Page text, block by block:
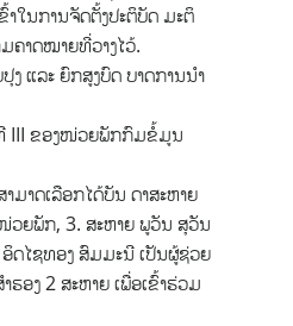
ໃນການຈັດຕັ້ງປະຕິບັດ ມະຕິ
ຄາດໝາຍທີ່ວາງໄວ້.
ແລະ ຍົກສູງບົດ ບາດການນໍາ
ທີ III ຂອງໜ່ວຍພັກກົມຂໍ້ມູນ
າດເລືອກໄດ້ບັນ ດາສະຫາຍ
ວຍພັກ, 3. ສະຫາຍ ພູວັນ ສຸວັນ
ດໄຊທອງ ສົມມະນີ ເປັນຜູ້ຊ່ວຍ
ງ 2 ສະຫາຍ ເພື່ອເຂົ້າຮ່ວມ